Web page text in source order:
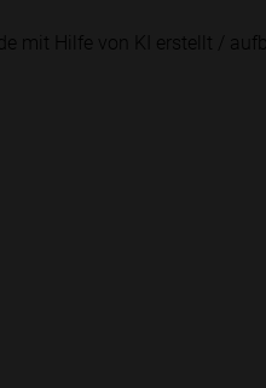
mit Hilfe von KI erstellt /